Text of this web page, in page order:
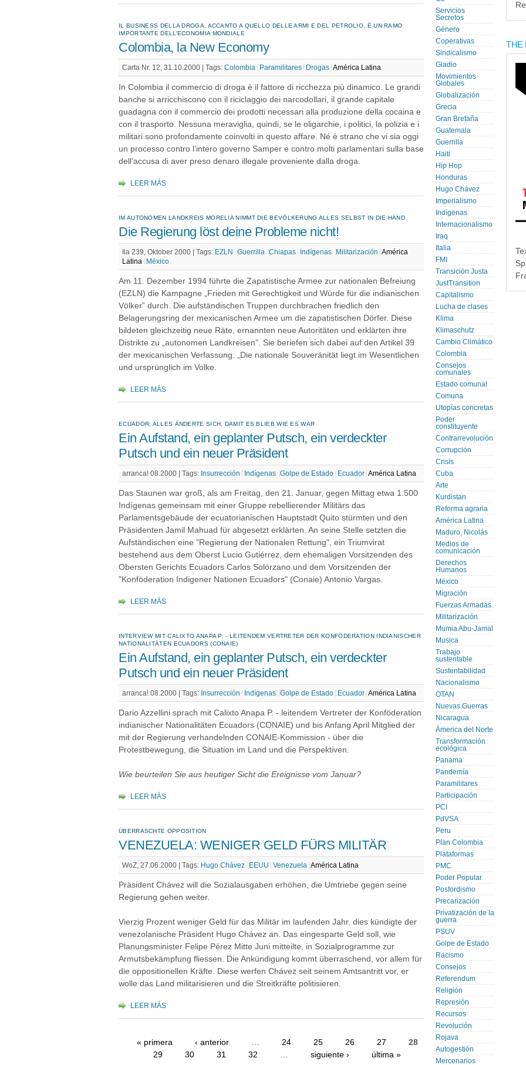
IL BUSINESS DELLA DROGA, ACCANTO A QUELLO DELLE ARMI E DEL PETROLIO, È UN RAMO
IMPORTANTE DELL’ECONOMIA MONDIALE
Colombia, la New Economy
Carta Nr. 12, 31.10.2000 | Tags: Colombia Paramilitares Drogas América Latina
In Colombia il commercio di droga è il fattore di ricchezza più dinamico. Le grandi
banche si arricchiscono con il riciclaggio dei narcodollari, il grande capitale
guadagna con il commercio dei prodotti necessari alla produzione della cocaina e
con il trasporto. Nessuna meraviglia, quindi, se le oligarchie, i politici, la polizia e i
militari sono profondamente coinvolti in questo affare. Né è strano che vi sia oggi
un processo contro l’intero governo Samper e contro molti parlamentari sulla base
dell’accusa di aver preso denaro illegale proveniente dalla droga.
LEER MÁS
IM AUTONOMEN LANDKREIS MORELIA NIMMT DIE BEVÖLKERUNG ALLES SELBST IN DIE HAND
Die Regierung löst deine Probleme nicht!
Ila 239, Oktober 2000 | Tags: EZLN Guerrilla Chiapas Indígenas Militarización América
Latina
México
Am 11. Dezember 1994 führte die Zapatistische Armee zur nationalen Befreiung
(EZLN) die Kampagne „Frieden mit Gerechtigkeit und Würde für die indianischen
Völker” durch. Die aufständischen Truppen durchbrachen friedlich den
Belagerungsring der mexicanischen Armee um die zapatistischen Dörfer. Diese
bildeten gleichzeitig neue Räte, ernannten neue Autoritäten und erklärten ihre
Distrikte zu „autonomen Landkreisen”. Sie beriefen sich dabei auf den Artikel 39
der mexicanischen Verfassung: „Die nationale Souveränität liegt im Wesentlichen
und ursprünglich im Volke.
LEER MÁS
ECUADOR: ALLES ÄNDERTE SICH, DAMIT ES BLIEB WIE ES WAR
Ein Aufstand, ein geplanter Putsch, ein verdeckter
Putsch und ein neuer Präsident
arranca! 08.2000 | Tags: Insurrección Indígenas Golpe de Estado Ecuador América Latina
Das Staunen war groß, als am Freitag, den 21. Januar, gegen Mittag etwa 1.500
Indígenas gemeinsam mit einer Gruppe rebellierender Militärs das
Parlamentsgebäude der ecuatorianischen Hauptstadt Quito stürmten und den
Präsidenten Jamil Mahuad für abgesetzt erklärten. An seine Stelle setzten die
Aufständischen eine "Regierung der Nationalen Rettung", ein Triumvirat
bestehend aus dem Oberst Lucio Gutiérrez, dem ehemaligen Vorsitzenden des
Obersten Gerichts Ecuadors Carlos Solórzano und dem Vorsitzenden der
"Konföderation Indigener Nationen Ecuadors" (Conaie) Antonio Vargas.
LEER MÁS
INTERVIEW MIT CALIXTO ANAPA P. - LEITENDEM VERTRETER DER KONFÖDERATION INDIANISCHER
NATIONALITÄTEN ECUADORS (CONAIE)
Ein Aufstand, ein geplanter Putsch, ein verdeckter
Putsch und ein neuer Präsident
arranca! 08.2000 | Tags: Insurrección Indígenas Golpe de Estado Ecuador América Latina
Dario Azzellini sprach mit Calixto Anapa P. - leitendem Vertreter der Konföderation
indianischer Nationalitäten Ecuadors (CONAIE) und bis Anfang April Mitglied der
mit der Regierung verhandelnden CONAIE-Kommission - über die
Protestbewegung, die Situation im Land und die Perspektiven.
Wie beurteilen Sie aus heutiger Sicht die Ereignisse vom Januar?
LEER MÁS
ÜBERRASCHTE OPPOSITION
VENEZUELA: WENIGER GELD FÜRS MILITÄR
WoZ, 27.06.2000 | Tags: Hugo Chávez EEUU Venezuela América Latina
Präsident Chávez will die Sozialausgaben erhöhen, die Umtriebe gegen seine
Regierung gehen weiter.
Vierzig Prozent weniger Geld für das Militär im laufenden Jahr, dies kündigte der
venezolanische Präsident Hugo Chávez an. Das eingesparte Geld soll, wie
Planungsminister Felipe Pérez Mitte Juni mitteilte, in Sozialprogramme zur
Armutsbekämpfung fliessen. Die Ankündigung kommt überraschend, vor allem für
die oppositionellen Kräfte. Diese werfen Chávez seit seinem Amtsantritt vor, er
wolle das Land militarisieren und die Streitkräfte politisieren.
LEER MÁS
« primera ‹ anterior … 24 25 26 27
28
29
30 31 32 … siguiente › última »
Servicios
Secretos
Género
Coperativas
Sindicalismo
Gladio
Movimientos
Globales
Globalización
Grecia
Gran Bretaña
Guatemala
Guerrilla
Haiti
Hip Hop
Honduras
Hugo Chávez
Imperialismo
Indígenas
Internacionalismo
Iraq
Italia
FMI
Transición Justa
JustTransition
Capitalismo
Lucha de clases
Klima
Klimaschutz
Cambio Climático
Colombia
Consejos
comunales
Estado comunal
Comuna
Utopías concretas
Poder
constituyente
Contrarrevolución
Corrupción
Crisis
Cuba
Arte
Kurdistan
Reforma agraria
América Latina
Maduro, Nicolás
Medios de
comunicación
Derechos
Humanos
México
Migración
Fuerzas Armadas
Militarización
Mumia Abu-Jamal
Musica
Trabajo
sustentable
Sustentabilidad
Nacionalismo
OTAN
Nuevas Guerras
Nicaragua
Àmerica del Norte
Transformación
ecológica
Panama
Pandemía
Paramilitares
Participación
PCI
PdVSA
Peru
Plan Colombia
Plataformas
PMC
Poder Popular
Posfordismo
Precarización
Privatización de la
guerra
PSUV
Golpe de Estado
Racismo
Consejos
Referendum
Religión
Represión
Recursos
Revolución
Rojava
Autogestión
Mercenarios
THE